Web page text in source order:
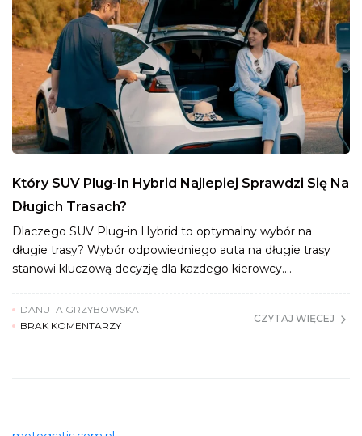
Który SUV Plug-In Hybrid Najlepiej Sprawdzi Się Na
Długich Trasach?
Dlaczego SUV Plug-in Hybrid to optymalny wybór na
długie trasy? Wybór odpowiedniego auta na długie trasy
stanowi kluczową decyzję dla każdego kierowcy.…
DANUTA GRZYBOWSKA
BRAK KOMENTARZY
CZYTAJ WIĘCEJ